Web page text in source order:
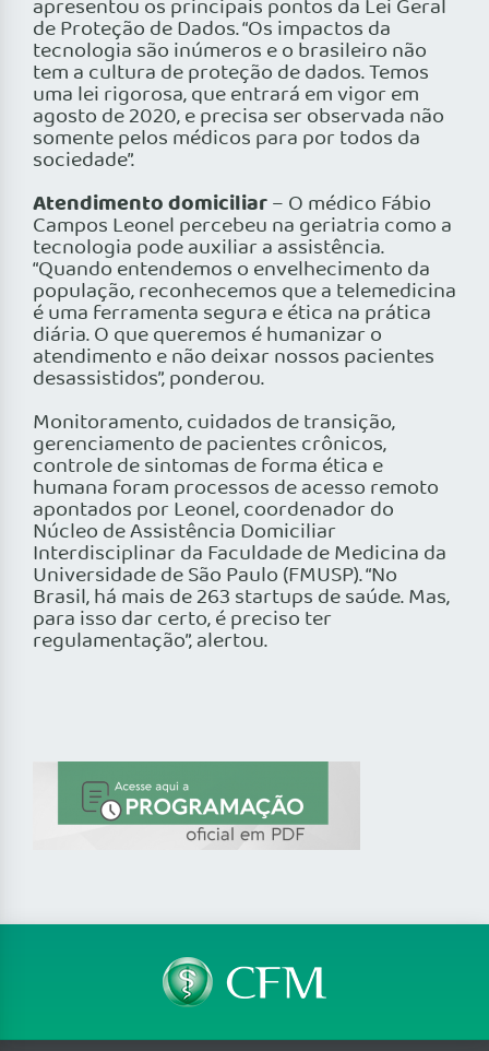
apresentou os principais pontos da Lei Geral
de Proteção de Dados. “Os impactos da
tecnologia são inúmeros e o brasileiro não
tem a cultura de proteção de dados. Temos
uma lei rigorosa, que entrará em vigor em
agosto de 2020, e precisa ser observada não
somente pelos médicos para por todos da
sociedade”.
Atendimento domiciliar– O médico Fábio
Campos Leonel percebeu na geriatria como a
tecnologia pode auxiliar a assistência.
“Quando entendemos o envelhecimento da
população, reconhecemos que a telemedicina
é uma ferramenta segura e ética na prática
diária. O que queremos é humanizar o
atendimento e não deixar nossos pacientes
desassistidos”, ponderou.
Monitoramento, cuidados de transição,
gerenciamento de pacientes crônicos,
controle de sintomas de forma ética e
humana foram processos de acesso remoto
apontados por Leonel, coordenador do
Núcleo de Assistência Domiciliar
Interdisciplinar da Faculdade de Medicina da
Universidade de São Paulo (FMUSP). “No
Brasil, há mais de 263 startups de saúde. Mas,
para isso dar certo, é preciso ter
regulamentação”, alertou.